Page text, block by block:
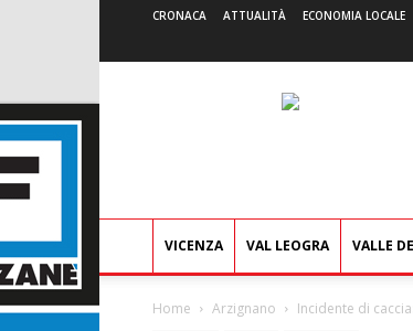
CRONACA ATTUALITÀ ECONOMIA LOCALE
VICENZA VAL LEOGRA VALLE
Home Arzignano Incidente di